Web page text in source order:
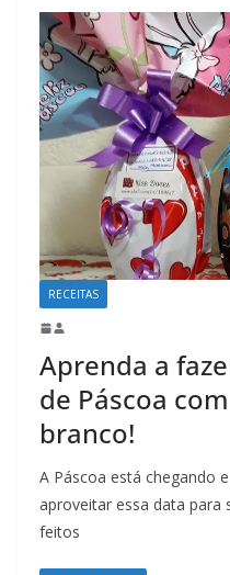
RECEITAS
Aprenda a
de Páscoa
branco!
A Páscoa está chegando
aproveitar essa data para
feitos